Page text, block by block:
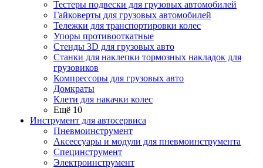
Тестеры подвески для грузовых автомобилей
Гайковерты для грузовых автомобилей
Тележки для транспортировки колес
Упоры противооткатные
Стенды 3D для грузовых авто
Станки для наклепки тормозных накладок для
грузовиков
Компрессоры для грузовых авто
Домкраты
Клети для накачки колес
Ещё 10
Инструмент для автосервиса
Пневмоинструмент
Аксессуары и модули для пневмоинструмента
Специнструмент
Электроинструмент